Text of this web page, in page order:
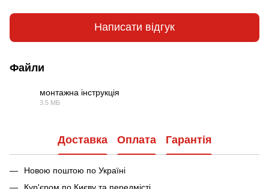
Написати відгук
Файли
монтажна інструкція
3.5 МБ
Доставка Оплата Гарантія
Новою поштою по Україні